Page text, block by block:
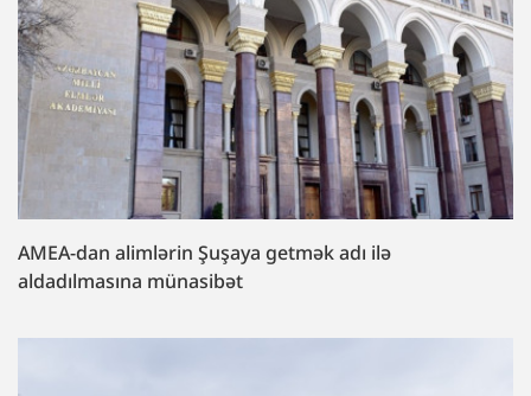
AMEA-dan alimlərin Şuşaya getmək adı ilə
aldadılmasına münasibət